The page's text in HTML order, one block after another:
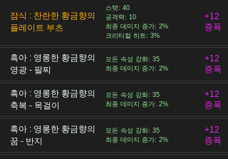
잠식 : 찬란한 황금향의
플레이트 부츠
스탯: 40
공격력: 10
최종 데미지 증가: 2%
크리티컬 히트: 3%
+12
증폭
흑아 : 영롱한 황금향의
영광 - 팔찌
모든 속성 강화: 35
최종 데미지 증가: 2%
+12
증폭
흑아 : 영롱한 황금향의
축복 - 목걸이
모든 속성 강화: 35
최종 데미지 증가: 2%
+12
증폭
흑아 : 영롱한 황금향의
꿈 - 반지
모든 속성 강화: 35
최종 데미지 증가: 2%
+12
증폭